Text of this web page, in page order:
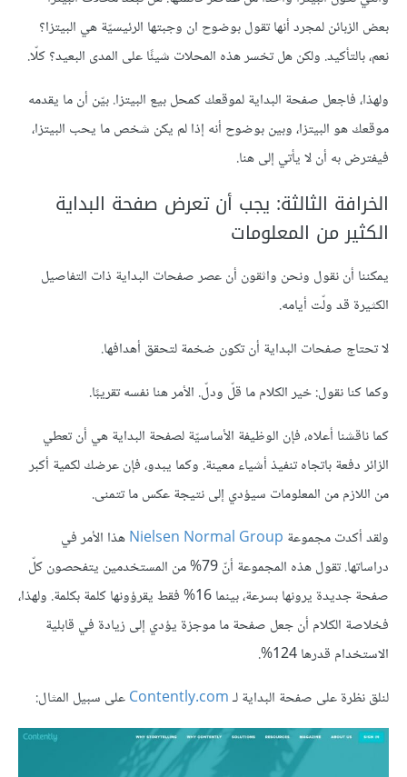
بعض الزبائن لمجرد أنها تقول بوضوح ان وجبتها الرئيسيّة هي البيتزا؟
نعم، بالتأكيد. ولكن هل تخسر هذه المحلات شيئًا على المدى البعيد؟ كلّا.
ولهذا، فاجعل صفحة البداية لموقعك كمحل بيع البيتزا. بيّن أن ما يقدمه
موقعك هو البيتزا، وبين بوضوح أنه إذا لم يكن شخص ما يحب البيتزا،
فيفترض به أن لا يأتي إلى هنا.
الخرافة الثالثة: يجب أن تعرض صفحة البداية
الكثير من المعلومات
يمكننا أن نقول ونحن واثقون أن عصر صفحات البداية ذات التفاصيل
الكثيرة قد ولّت أيامه.
لا تحتاج صفحات البداية أن تكون ضخمة لتحقق أهدافها.
وكما كنا نقول: خير الكلام ما قلّ ودلّ. الأمر هنا نفسه تقريبًا.
كما ناقشنا أعلاه، فإن الوظيفة الأساسيّة لصفحة البداية هي أن تعطي
الزائر دفعة باتجاه تنفيذ أشياء معينة. وكما يبدو، فإن عرضك لكمية أكبر
من اللازم من المعلومات سيؤدي إلى نتيجة عكس ما تتمنى.
ولقد أكدت مجموعة Nielsen Normal Groupهذا الأمر في
دراساتها. تقول هذه المجموعة أنّ 79% من المستخدمين يتفحصون كلّ
صفحة جديدة يرونها بسرعة، بينما 16% فقط يقرؤونها كلمة بكلمة. ولهذا،
فخلاصة الكلام أن جعل صفحة ما موجزة يؤدي إلى زيادة في قابلية
الاستخدام قدرها 124%.
لنلق نظرة على صفحة البداية لـContently.comعلى سبيل المثال: